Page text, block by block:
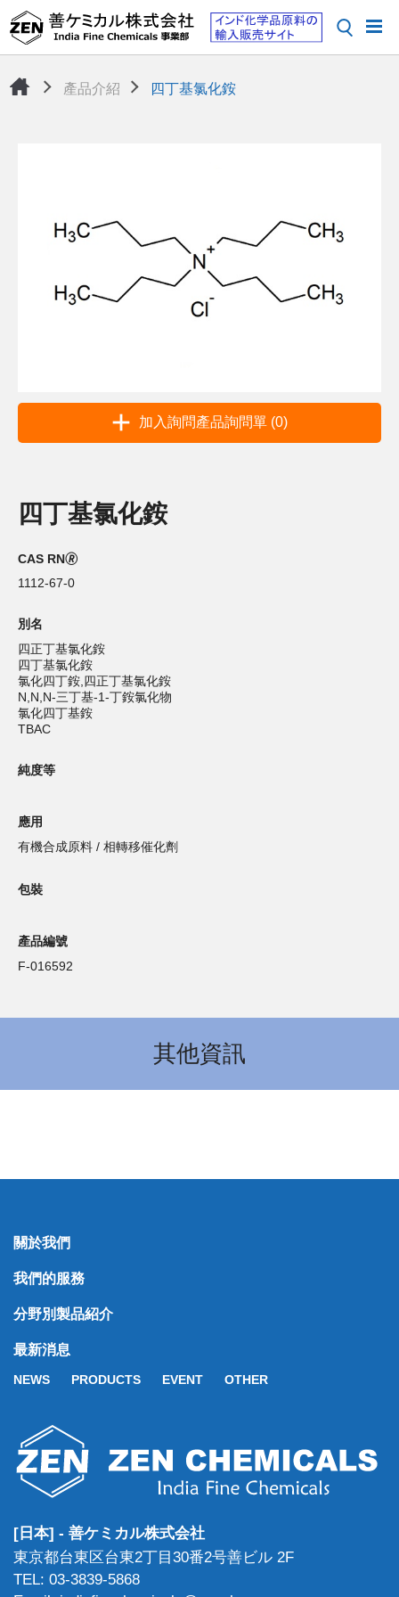
產品介紹 四丁基氯化銨
加入詢問產品詢問單 (0)
四丁基氯化銨
CAS RN🄬
1112-67-0
別名
四正丁基氯化銨
四丁基氯化銨
氯化四丁銨,四正丁基氯化銨
N,N,N-三丁基-1-丁銨氯化物
氯化四丁基銨
TBAC
純度等
應用
有機合成原料 / 相轉移催化劑
包裝
產品編號
F-016592
其他資訊
關於我們
我們的服務
分野別製品紹介
最新消息
NEWS PRODUCTS EVENT OTHER
[日本] - 善ケミカル株式会社
東京都台東区台東2丁目30番2号善ビル 2F
TEL: 03-3839-5868